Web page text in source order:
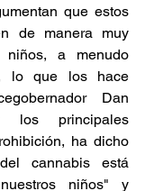
que estos
de manera muy
a menudo
lo que los hace
Dan
los principales
ha dicho
cannabis está
niños" y